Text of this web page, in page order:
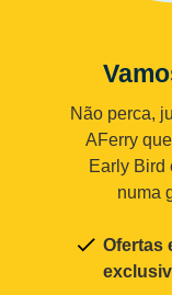
Não perca,
AFerry
Early Bird
numa
Ofertas